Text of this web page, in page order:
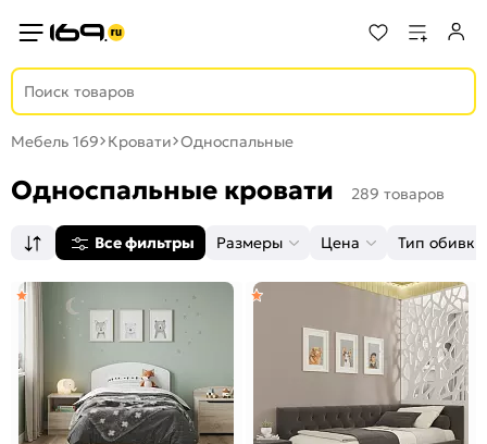
Мебель 169 Кровати Односпальные
Односпальные кровати 289 товаров
Все фильтры Размеры Цена Тип обивки